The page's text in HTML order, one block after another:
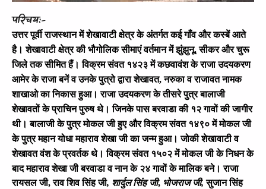
परिचय:-
उत्तर पूर्वी राजस्थान में शेखावाटी क्षेत्र के अंतर्गत कई गाँव और कस्बें आते
है। शेखावाटी क्षेत्र की भौगोलिक सीमाएं वर्तमान में झुंझुनू, सीकर और चुरू
जिले तक सीमित हैं। विक्रम संवत १४२३ में कछवावंश के राजा उदयकरण
आमेर के राजा बनें व उनके पुत्रो द्वारा शेखावत, नरुका व राजावत नामक
शाखाओ का निकास हुआ। राजा उदयकरण के तीसरे पुत्र बालाजी
शेखावतों के प्राचिन पुरुष थे। जिनके पास बरवाडा की १२ गावों की जागीर
थी। बालाजी के पुत्र मोकल जी हुए और विक्रम संवत १४९० में मोकल जी
के पुत्र महान योधा महाराव शेखा जी का जन्म हुआ। जोकी शेखावाटी व
शेखावत वंश के प्रवर्तक थे। विक्रम संवत १५०२ में मोकल जी के निधन के
बाद महाराव शेखा जी बरवाडा व नान के २४ गावों के मालिक बने।राजा
रायसल जी, राव शिव सिंह जी, शार्दुल सिंह जी, भोजराज जी,सुजान सिंह